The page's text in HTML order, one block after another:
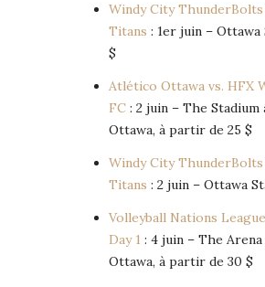
Windy City ThunderBolts
Titans : 1er juin – Ottawa
$
Atlético Ottawa vs. HFX
FC : 2 juin – The Stadium
Ottawa, à partir de 25 $
Windy City ThunderBolts
Titans : 2 juin – Ottawa
Volleyball Nations
Day 1 : 4 juin – The
Ottawa, à partir de 30 $